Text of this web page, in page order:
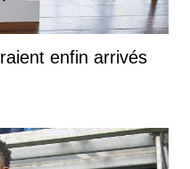
enfin arrivés